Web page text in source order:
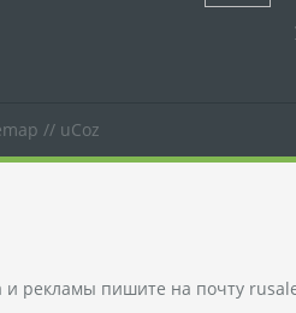
// uCoz
и рекламы пишите на почту